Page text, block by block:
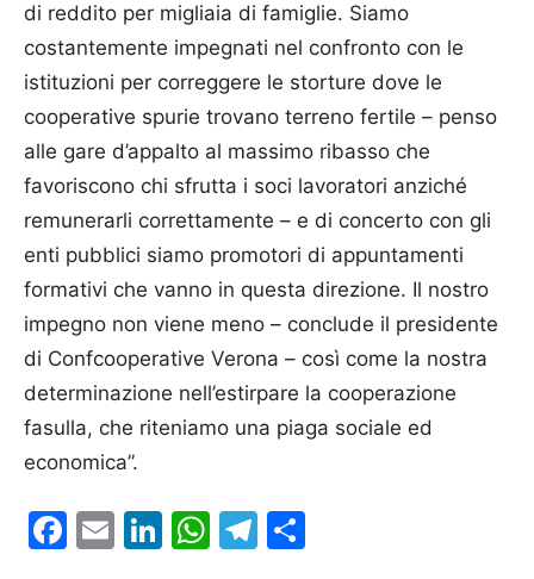
di reddito per migliaia di famiglie. Siamo
costantemente impegnati nel confronto con le
istituzioni per correggere le storture dove le
cooperative spurie trovano terreno fertile – penso
alle gare d’appalto al massimo ribasso che
favoriscono chi sfrutta i soci lavoratori anziché
remunerarli correttamente – e di concerto con gli
enti pubblici siamo promotori di appuntamenti
formativi che vanno in questa direzione. Il nostro
impegno non viene meno – conclude il presidente
di Confcooperative Verona – così come la nostra
determinazione nell’estirpare la cooperazione
fasulla, che riteniamo una piaga sociale ed
economica”.
Facebook
EmailLinkedIn
WhatsApp
Telegram